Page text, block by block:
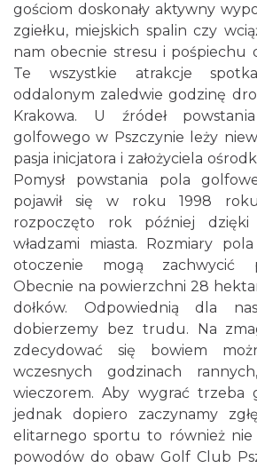
gościom doskonały aktywny
zgiełku, miejskich spalin czy
nam obecnie stresu i pośpiechu
Te wszystkie atrakcje
oddalonym zaledwie godzinę
Krakowa. U źródeł
golfowego w Pszczynie leży
pasja inicjatora i założyciela
Pomysł powstania pola
pojawił się w roku 1998
rozpoczęto rok później
władzami miasta. Rozmiary
otoczenie mogą zachwycić
Obecnie na powierzchni 28
dołków. Odpowiednią dla
dobierzemy bez trudu. Na
zdecydować się bowiem
wczesnych godzinach
wieczorem. Aby wygrać trzeba
jednak dopiero zaczynamy
elitarnego sportu to również nie
powodów do obaw Golf Club